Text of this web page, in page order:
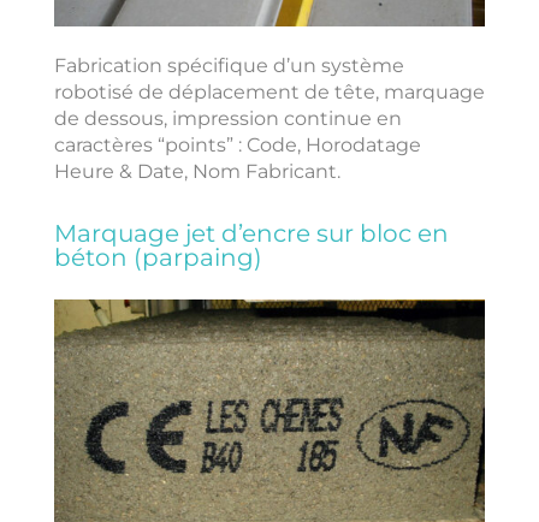
Fabrication spécifique d’un système
robotisé de déplacement de tête, marquage
de dessous, impression continue en
caractères “points” : Code, Horodatage
Heure & Date, Nom Fabricant.
Marquage jet d’encre sur bloc en
béton (parpaing)